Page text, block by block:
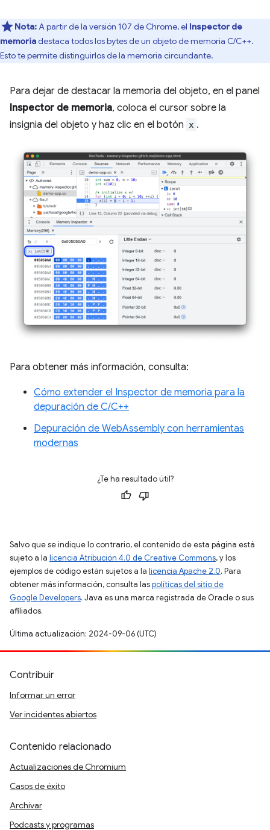
Nota:A partir de la versión 107 de Chrome, el Inspector de
memoriadestaca todos los bytes de un objeto de memoria C/C++.
Esto te permite distinguirlos de la memoria circundante.
Para dejar de destacar la memoria del objeto, en el panel
Inspector de memoria, coloca el cursor sobre la
insignia del objeto y haz clic en el botón x .
Para obtener más información, consulta:
Cómo extender el Inspector de memoria para la
depuración de C/C++
Depuración de WebAssembly con herramientas
modernas
¿Te ha resultado útil?
Salvo que se indique lo contrario, el contenido de esta página está
sujeto a la licencia Atribución 4.0 de Creative Commons, y los
ejemplos de código están sujetos a la licencia Apache 2.0. Para
obtener más información, consulta laspolíticas del sitio de
Google Developers. Java es una marca registrada de Oracle o sus
afiliados.
Última actualización: 2024-09-06 (UTC)
Contribuir
Informar un error
Ver incidentes abiertos
Contenido relacionado
Actualizaciones de Chromium
Casos de éxito
Archivar
Podcasts y programas